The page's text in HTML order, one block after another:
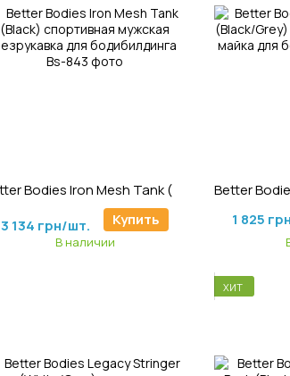
3 134 грн/шт. Купить
В наличии
1 825
ХИТ